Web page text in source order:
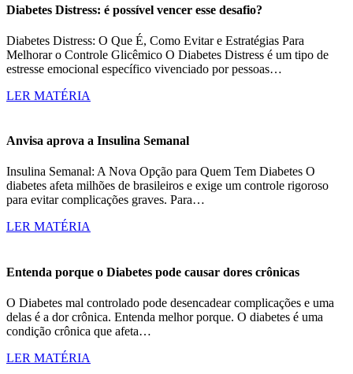
Diabetes Distress: é possível vencer esse desafio?
Diabetes Distress: O Que É, Como Evitar e Estratégias Para
Melhorar o Controle Glicêmico O Diabetes Distress é um tipo de
estresse emocional específico vivenciado por pessoas…
LER MATÉRIA
Anvisa aprova a Insulina Semanal
Insulina Semanal: A Nova Opção para Quem Tem Diabetes O
diabetes afeta milhões de brasileiros e exige um controle rigoroso
para evitar complicações graves. Para…
LER MATÉRIA
Entenda porque o Diabetes pode causar dores crônicas
O Diabetes mal controlado pode desencadear complicações e uma
delas é a dor crônica. Entenda melhor porque. O diabetes é uma
condição crônica que afeta…
LER MATÉRIA